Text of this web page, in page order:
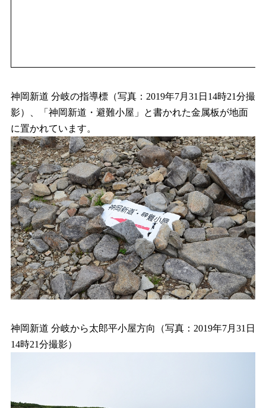
神岡新道 分岐の指導標（写真：2019年7月31日14時21分撮
影）、「神岡新道・避難小屋」と書かれた金属板が地面
に置かれています。
神岡新道 分岐から太郎平小屋方向（写真：2019年7月31日
14時21分撮影）